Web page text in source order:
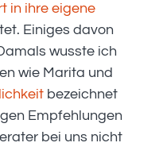
in ihre eigene
Einiges davon
wusste ich
wie Marita und
bezeichnet
Empfehlungen
bei uns nicht